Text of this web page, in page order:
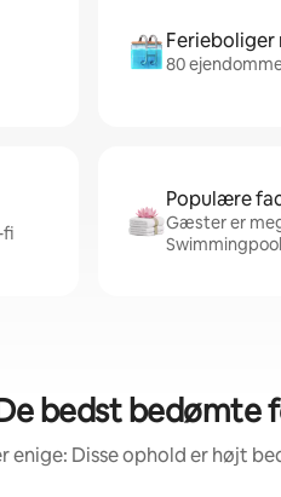
Ferieboliger
80
fi
Populære
Gæster er
bedst bedømte
enige: Disse ophold er højt